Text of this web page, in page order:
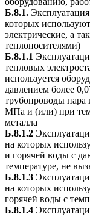
Б.8.1.
которых
электрические, а
теплоносителями)
Б.8.1.1
тепловых
используется
давлением более
трубопроводы пара
МПа и (или) при
металла
Б.8.1.2
на которых
и горячей воды с
температуре, не
Б.8.1.3
на которых
горячей воды с
Б.8.1.4